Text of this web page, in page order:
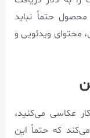
حتماً نباید
محتوای ویدئویی و
عکاسی می‌کنید،
که حتماً این